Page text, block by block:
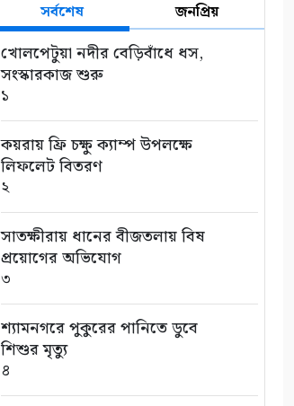
সর্বশেষ জনপ্রিয়
খোলপেটুয়া নদীর বেড়িবাঁধে ধস,
সংস্কারকাজ শুরু
১
কয়রায় ফ্রি চক্ষু ক্যাম্প উপলক্ষে
লিফলেট বিতরণ
২
সাতক্ষীরায় ধানের বীজতলায় বিষ
প্রয়োগের অভিযোগ
৩
শ্যামনগরে পুকুরের পানিতে ডুবে
শিশুর মৃত্যু
৪